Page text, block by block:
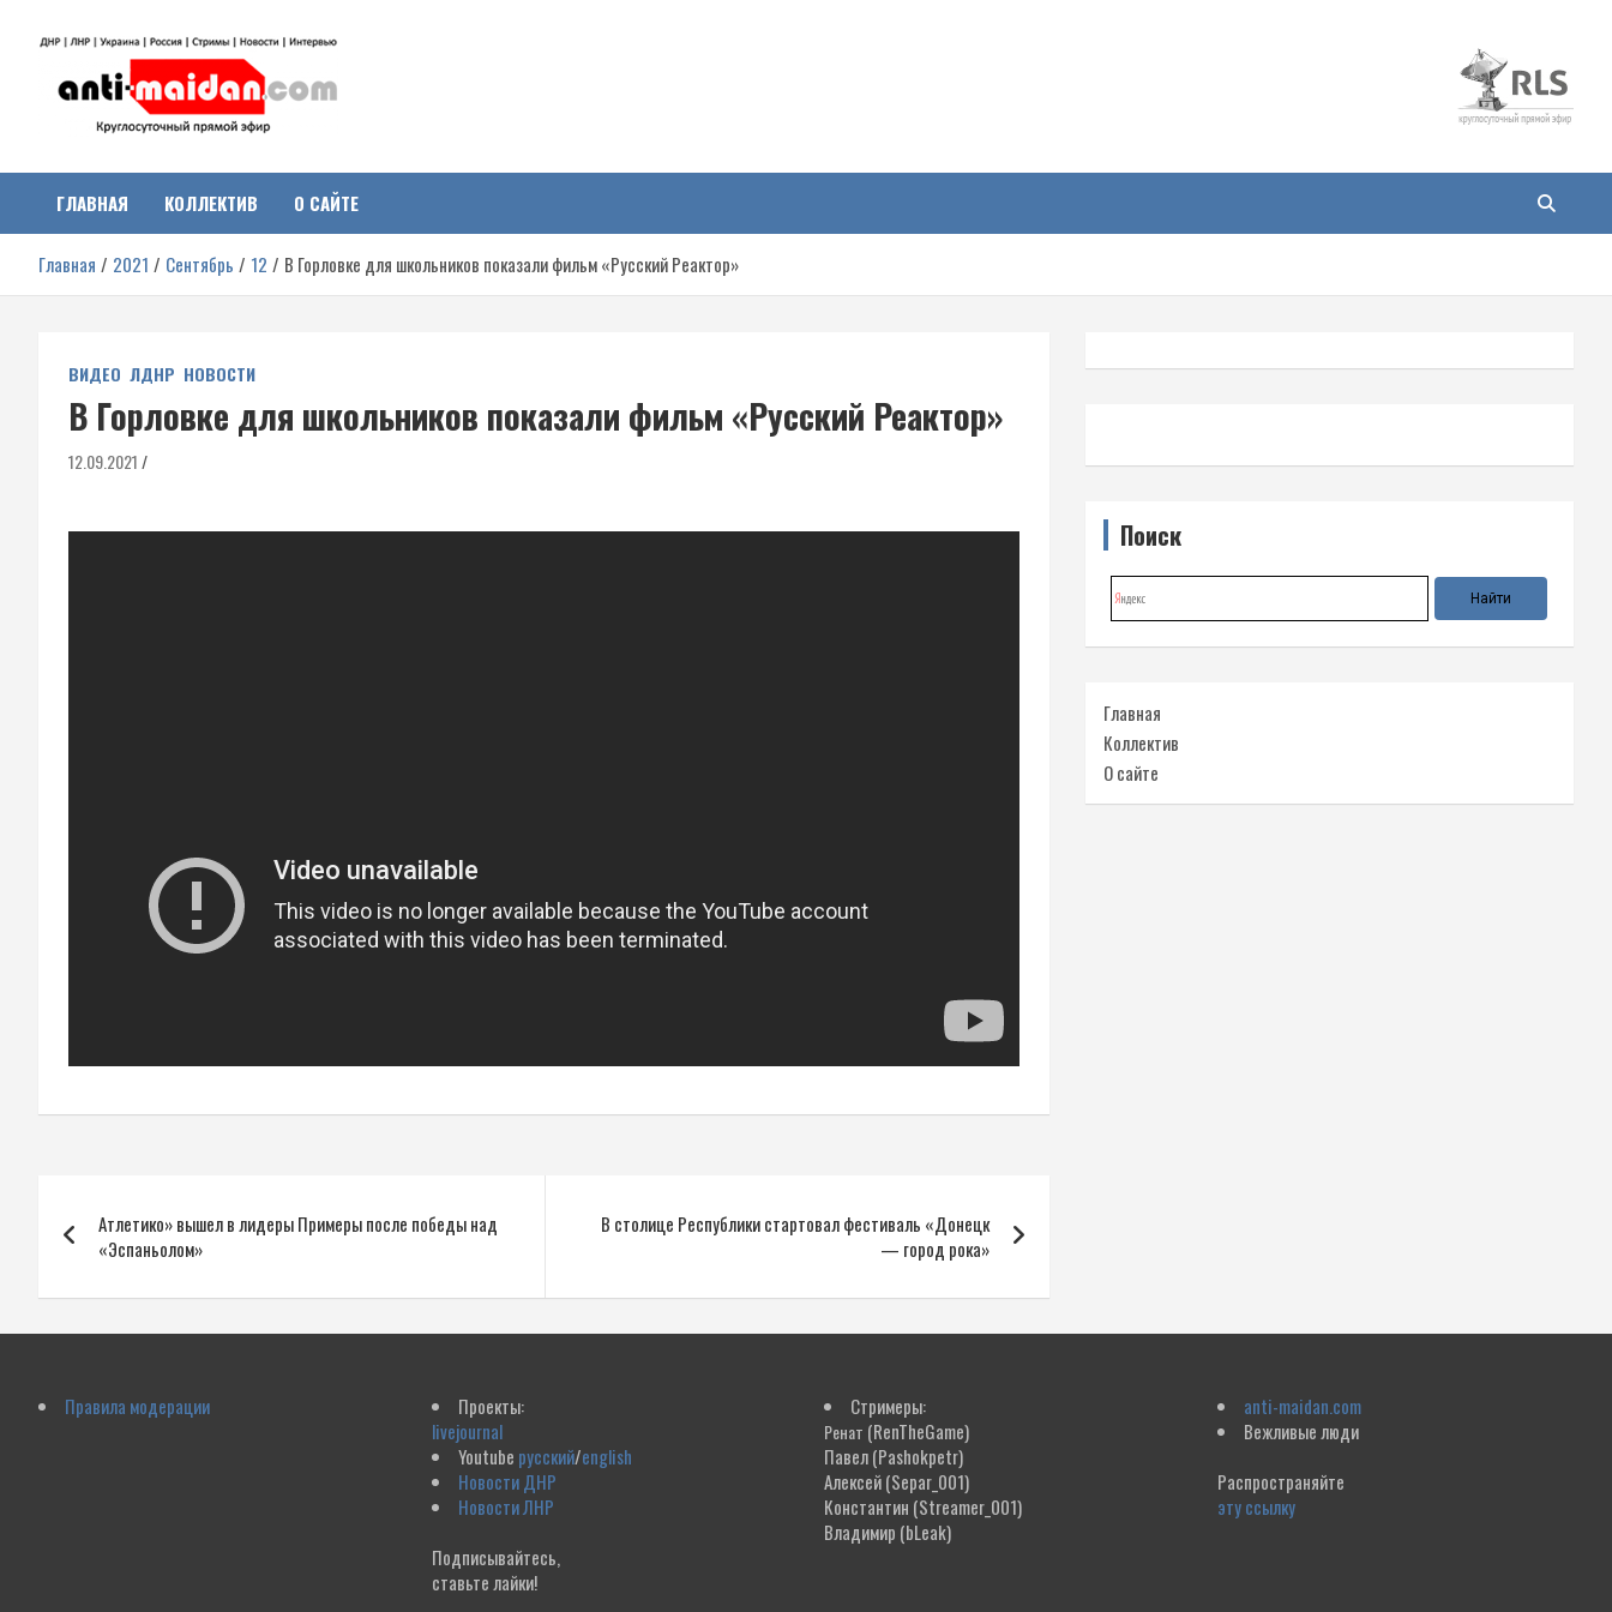
Антимайдан:
Гражданская война на
Украине
о гражданской войне на Украине, включая события в Новороссии,
ДНР, ЛНР и других регионах.
ГЛАВНАЯ КОЛЛЕКТИВ О САЙТЕ
Главная 2021 Сентябрь 12 В Горловке для школьников показали фильм «Русский Реактор»
ВИДЕО ЛДНР НОВОСТИ
В Горловке для школьников показали фильм «Русский Реактор»
12.09.2021
по
записям
Атлетико» вышел в лидеры Примеры после победы над
«Эспаньолом»
В столице Республики стартовал фестиваль «Донецк
— город рока»
Поиск
Главная
Коллектив
О сайте
Правила модерации
Проекты:
livejournal
Youtube русский/english
Новости ДНР
Новости ЛНР
Подписывайтесь,
ставьте лайки!
Стримеры:
Ренат (RenTheGame)
Павел(Pashokpetr)
Алексей(Separ_001)
Константин (Streamer_001)
Владимир (bLeak)
anti-maidan.com
Вежливые люди
Распространяйте
эту ссылку